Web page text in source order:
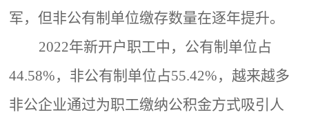
军，但非公有制单位缴存数量在逐年提升。
2022年新开户职工中，公有制单位占
44.58%，非公有制单位占55.42%，越来越多
非公企业通过为职工缴纳公积金方式吸引人